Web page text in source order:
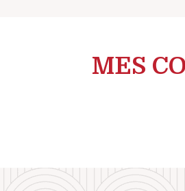
MES